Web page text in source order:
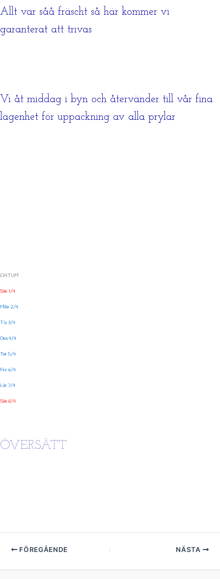
Allt var såå fräscht så här kommer vi
garanterat att trivas
Vi åt middag i byn och återvänder till vår fina
lägenhet för uppackning av alla prylar
DATUM
Sön 1/4
Mån 2/4
Tis 3/4
Ons 4/4
Tor 5/4
Fre 6/4
Lör 7/4
Sön 8/4
ÖVERSÄTT
FÖREGÅENDE NÄSTA